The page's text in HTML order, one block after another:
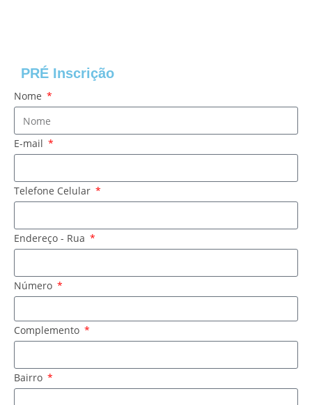
PRÉ Inscrição
Nome
E-mail
Telefone Celular
Endereço - Rua
Número
Complemento
Bairro